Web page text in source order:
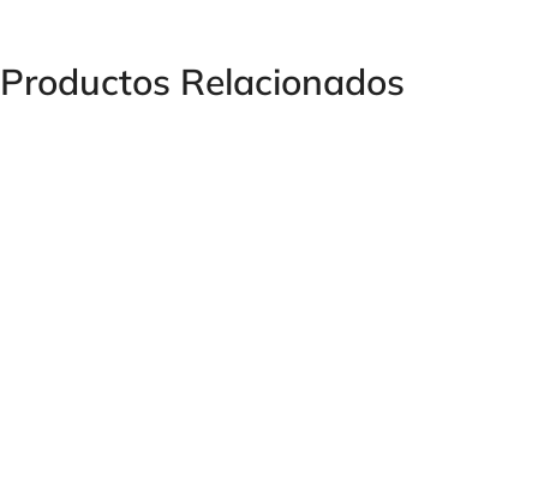
Productos Relacionados